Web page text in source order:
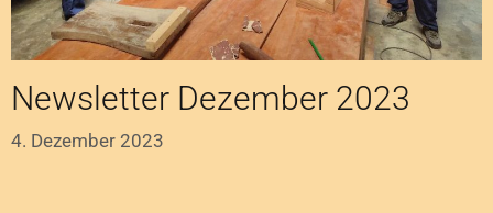
Newsletter Dezember 2023
4. Dezember 2023